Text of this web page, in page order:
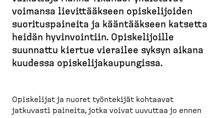
p
o
l
k
u
voimansa lievit­tääkseen opiske­li­joiden
suoritus­paineita ja kääntääkseen katsetta
heidän hyvinvointiin. Opiske­li­joille
suunnattu kiertue vierailee syksyn aikana
kuudessa opiske­li­ja­kau­pungissa.
Opiskelijat ja nuoret työntekijät kohtaavat
jatkuvasti paineita, jotka voivat uuvuttaa jo ennen